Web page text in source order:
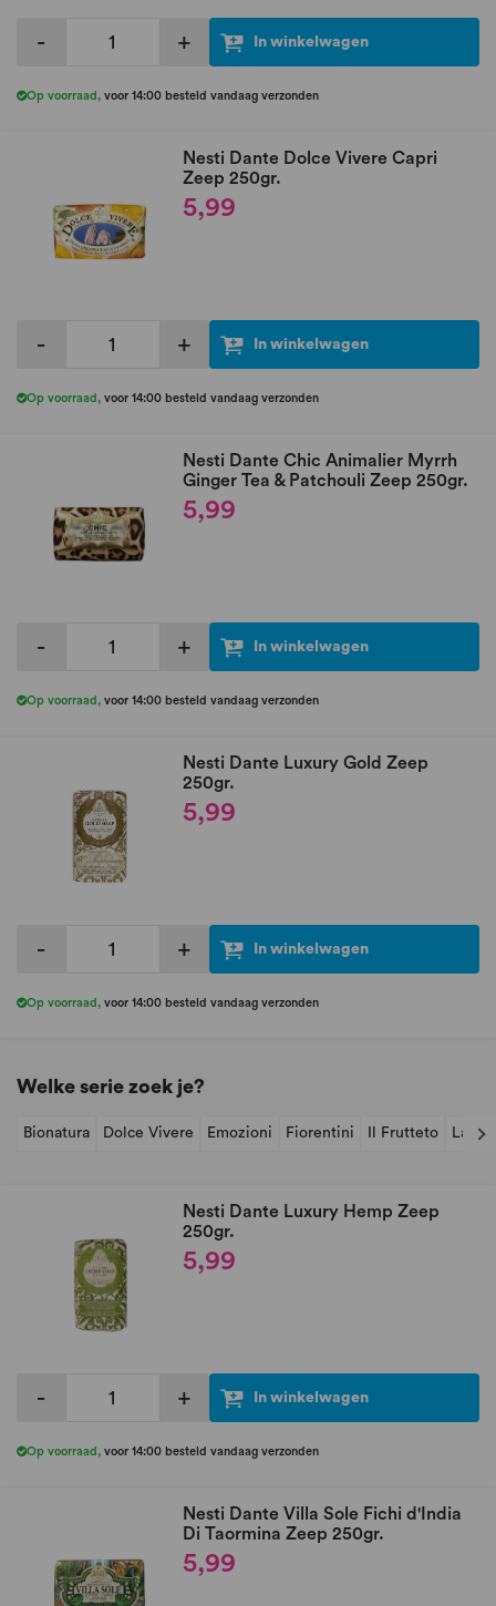
- + In winkelwagen
Op voorraad , voor 14:00 besteld vandaag verzonden
Nesti Dante Dolce Vivere Capri
Zeep 250gr.
5,99
- + In winkelwagen
Op voorraad , voor 14:00 besteld vandaag verzonden
Nesti Dante Chic Animalier Myrrh
Ginger Tea & Patchouli Zeep 250gr.
5,99
- + In winkelwagen
Op voorraad , voor 14:00 besteld vandaag verzonden
Nesti Dante Luxury Gold Zeep
250gr.
5,99
- + In winkelwagen
Op voorraad , voor 14:00 besteld vandaag verzonden
Welke serie zoek je?
Bionatura Dolce Vivere Emozioni Fiorentini Il Frutteto
Nesti Dante Luxury Hemp Zeep
250gr.
5,99
- + In winkelwagen
Op voorraad , voor 14:00 besteld vandaag verzonden
Nesti Dante Villa Sole Fichi d'India
Di Taormina Zeep 250gr.
5,99